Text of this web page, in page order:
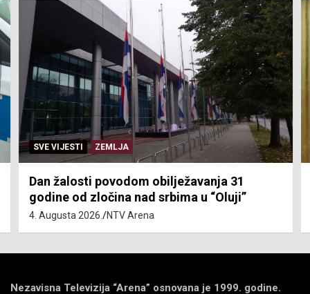
SVE VIJESTI ZEMLJA
Dan žalosti povodom obilježavanja 31
godine od zločina nad srbima u “Oluji”
4. Augusta 2026. NTV Arena
Nezavisna Televizija “Arena” osnovana je 1999. godine.